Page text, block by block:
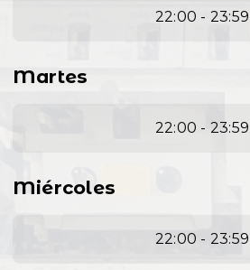
22:00 - 23:59
Martes
22:00 - 23:59
Miércoles
22:00 - 23:59